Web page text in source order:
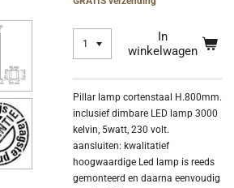
In
winkelwagen
Pillar lamp cortenstaal H.800mm.
inclusief dimbare LED lamp 3000
kelvin, 5watt, 230 volt.
aansluiten: kwalitatief
hoogwaardige Led lamp is reeds
gemonteerd en daarna eenvoudig